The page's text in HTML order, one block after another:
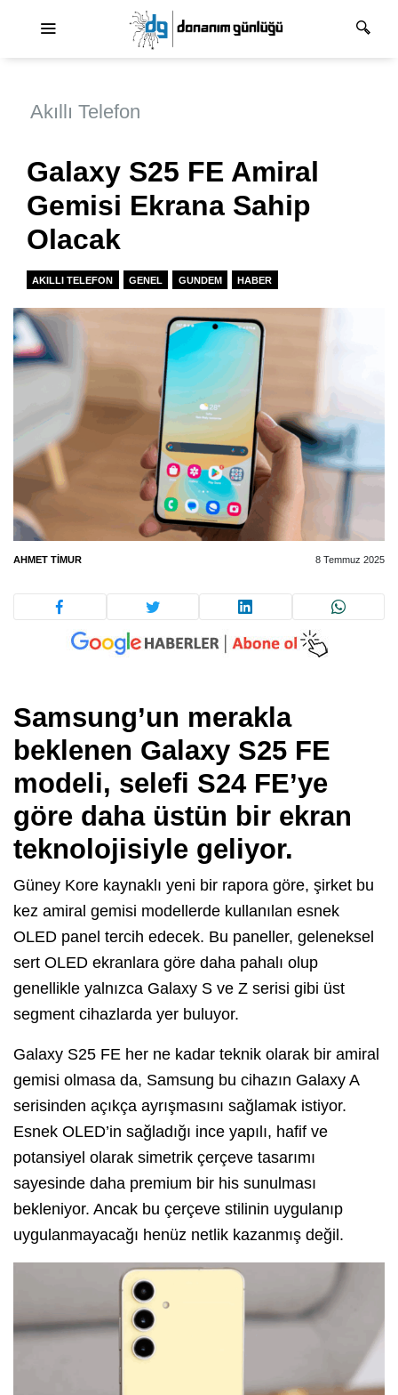
Akıllı Telefon
Galaxy S25 FE Amiral
Gemisi Ekrana Sahip
Olacak
AKILLI TELEFON GENEL GUNDEM HABER
AHMET TIMUR 8 Temmuz 2025
Samsung’un merakla
beklenen Galaxy S25 FE
modeli, selefi S24 FE’ye
göre daha üstün bir ekran
teknolojisiyle geliyor.
Güney Kore kaynaklı yeni bir rapora göre, şirket bu
kez amiral gemisi modellerde kullanılan esnek
OLED panel tercih edecek. Bu paneller, geleneksel
sert OLED ekranlara göre daha pahalı olup
genellikle yalnızca Galaxy S ve Z serisi gibi üst
segment cihazlarda yer buluyor.
Galaxy S25 FE her ne kadar teknik olarak bir amiral
gemisi olmasa da, Samsung bu cihazın Galaxy A
serisinden açıkça ayrışmasını sağlamak istiyor.
Esnek OLED’in sağladığı ince yapılı, hafif ve
potansiyel olarak simetrik çerçeve tasarımı
sayesinde daha premium bir his sunulması
bekleniyor. Ancak bu çerçeve stilinin uygulanıp
uygulanmayacağı henüz netlik kazanmış değil.